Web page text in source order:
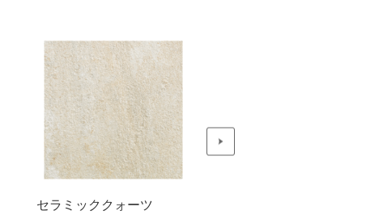
セラミッククォーツ